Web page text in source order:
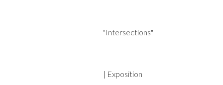
"Intersections"
| Exposition